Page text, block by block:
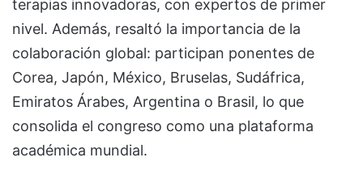
terapias innovadoras, con expertos de primer
nivel. Además, resaltó la importancia de la
colaboración global: participan ponentes de
Corea, Japón, México, Bruselas, Sudáfrica,
Emiratos Árabes, Argentina o Brasil, lo que
consolida el congreso como una plataforma
académica mundial.